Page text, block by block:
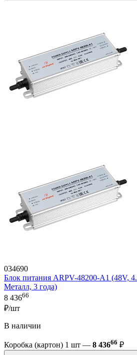
034690
Блок питания ARPV-48200-A1 (48V,
Металл, 3 года)
8 43666
₽/шт
В наличии
Коробка (картон) 1 шт — 8 43666 ₽